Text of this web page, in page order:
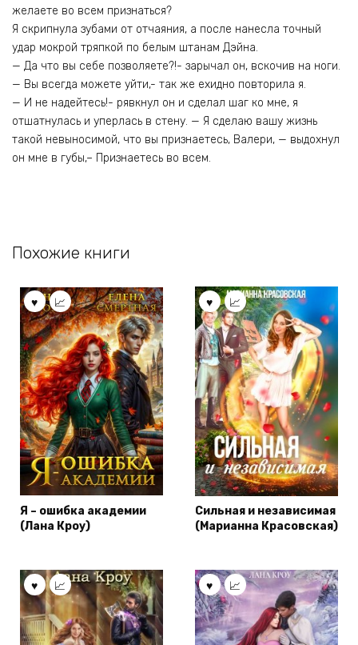
желаете во всем признаться?
Я скрипнула зубами от отчаяния, а после нанесла точный
удар мокрой тряпкой по белым штанам Дэйна.
— Да что вы себе позволяете?!- зарычал он, вскочив на ноги.
— Вы всегда можете уйти,- так же ехидно повторила я.
— И не надейтесь!- рявкнул он и сделал шаг ко мне, я
отшатнулась и уперлась в стену. — Я сделаю вашу жизнь
такой невыносимой, что вы признаетесь, Валери, — выдохнул
он мне в губы,– Признаетесь во всем.
Похожие книги
Я – ошибка академии
(Лана Кроу)
Сильная и независимая
(Марианна Красовская)